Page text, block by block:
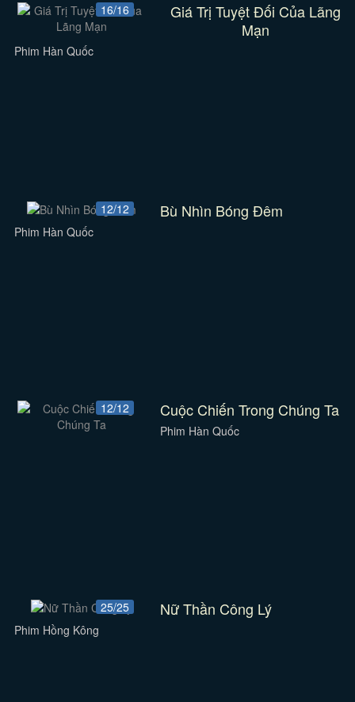
16/16
Giá Trị Tuyệt Đối Của Lãng
Mạn
Phim Hàn Quốc
12/12 Bù Nhìn Bóng Đêm
Phim Hàn Quốc
12/12 Cuộc Chiến Trong Chúng Ta
Phim Hàn Quốc
25/25 Nữ Thần Công Lý
Phim Hồng Kông